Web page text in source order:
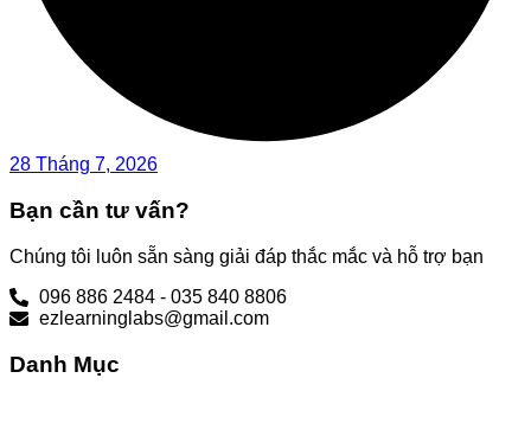
28 Tháng 7, 2026
Bạn cần tư vấn?
Chúng tôi luôn sẵn sàng giải đáp thắc mắc và hỗ trợ bạn
096 886 2484 - 035 840 8806
ezlearninglabs@gmail.com
Danh Mục